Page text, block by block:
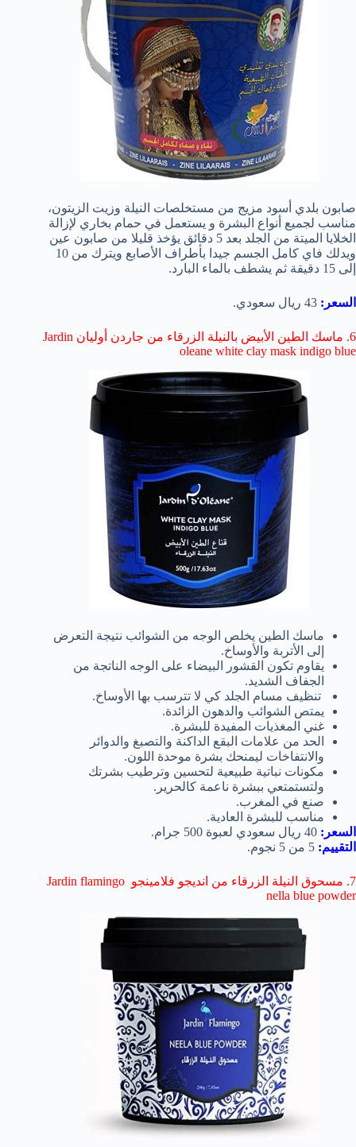
صابون بلدي أسود مزيج من مستخلصات النيلة وزيت الزيتون،
مناسب لجميع أنواع البشرة و يستعمل في حمام بخاري لإزالة
الخلايا الميتة من الجلد بعد 5 دقائق يؤخذ قليلا من صابون عين
ويدلك فاي كامل الجسم جيدا بأطراف الأصابع ويترك من 10
إلى 15 دقيقة ثم يشطف بالماء البارد.
السعر: 43 ريال سعودي.
6. ماسك الطين الأبيض بالنيلة الزرقاء من جاردن أوليان Jardin
oleane white clay mask indigo blue
ماسك الطين يخلص الوجه من الشوائب نتيجة التعرض
إلى الأتربة والأوساخ.
يقاوم تكون القشور البيضاء على الوجه الناتجة من
الجفاف الشديد.
تنظيف مسام الجلد كي لا تترسب بها الأوساخ.
يمتص الشوائب والدهون الزائدة.
غني المغذيات المفيدة للبشرة.
الحد من علامات البقع الداكنة والتصبغ والدوائر
والانتفاخات ليمنحك بشرة موحدة اللون.
مكونات نباتية طبيعية لتحسين وترطيب بشرتك
ولتستمتعي ببشرة ناعمة كالحرير.
صنع في المغرب.
مناسب للبشرة العادية.
السعر: 40 ريال سعودي لعبوة 500 جرام.
التقييم: 5 من 5 نجوم.
7. مسحوق النيلة الزرقاء من انديجو فلامينجو Jardin flamingo
nella blue powder